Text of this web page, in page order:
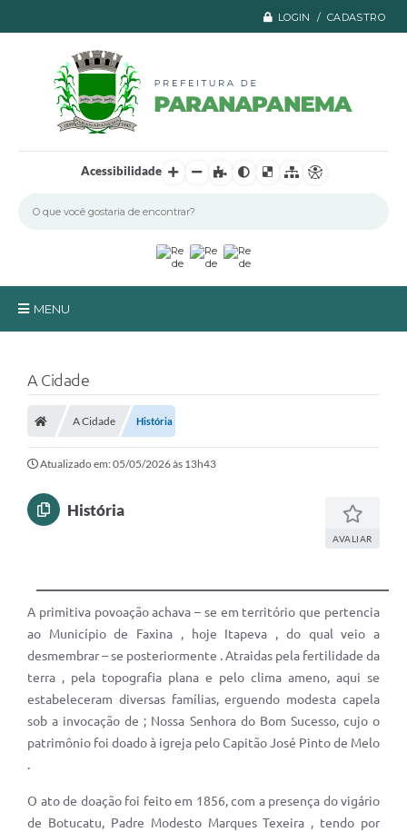
LOGIN / CADASTRO
Acessibilidade
MENU
A Prefeitura
Turismo
Transparência
Ouvidoria / SIC
Legislação
Carta de Serviços
Galeria de Fotos
Serviços Online
Diário Oficial
A Cidade
A Cidade História
Atualizado em: 05/05/2026 às 13h43
História
AVALIAR
A primitiva povoação achava – se em território que pertencia
ao Município de Faxina , hoje Itapeva , do qual veio a
desmembrar – se posteriormente . Atraidas pela fertilidade da
terra , pela topografia plana e pelo clima ameno, aqui se
estabeleceram diversas famílias, erguendo modesta capela
sob a invocação de ; Nossa Senhora do Bom Sucesso, cujo o
patrimônio foi doado à igreja pelo Capitão José Pinto de Melo
.
O ato de doação foi feito em 1856, com a presença do vigário
de Botucatu, Padre Modesto Marques Texeira , tendo por